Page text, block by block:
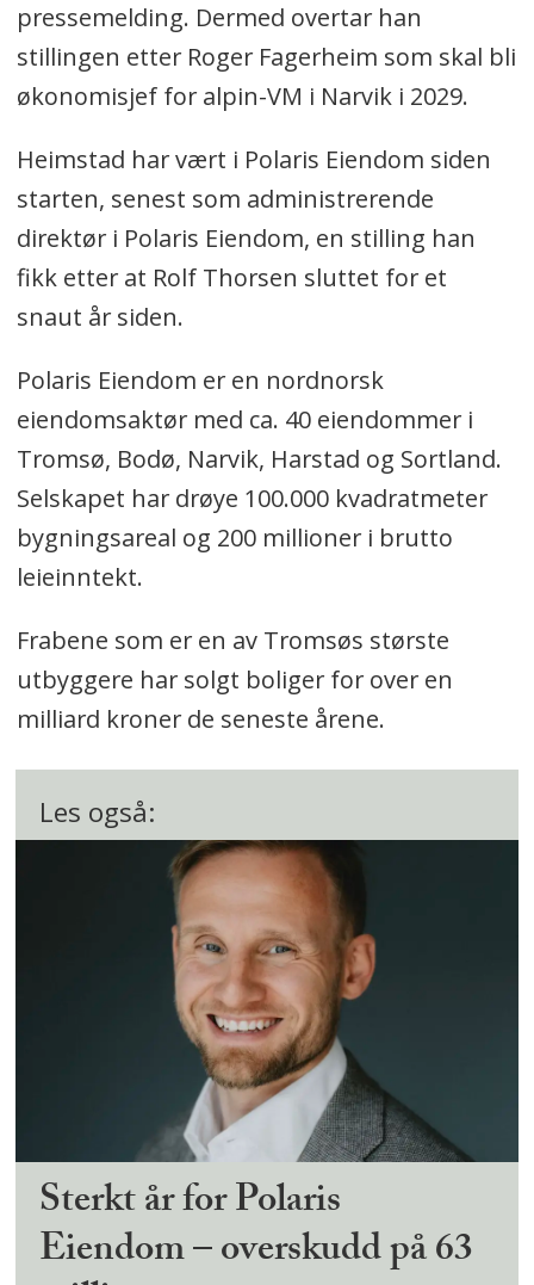
pressemelding. Dermed overtar han
stillingen etter Roger Fagerheim som skal bli
økonomisjef for alpin-VM i Narvik i 2029.
Heimstad har vært i Polaris Eiendom siden
starten, senest som administrerende
direktør i Polaris Eiendom, en stilling han
fikk etter at Rolf Thorsen sluttet for et
snaut år siden.
Polaris Eiendom er en nordnorsk
eiendomsaktør med ca. 40 eiendommer i
Tromsø, Bodø, Narvik, Harstad og Sortland.
Selskapet har drøye 100.000 kvadratmeter
bygningsareal og 200 millioner i brutto
leieinntekt.
Frabene som er en av Tromsøs største
utbyggere har solgt boliger for over en
milliard kroner de seneste årene.
Les også:
Sterkt år for Polaris
Eiendom – overskudd på 63